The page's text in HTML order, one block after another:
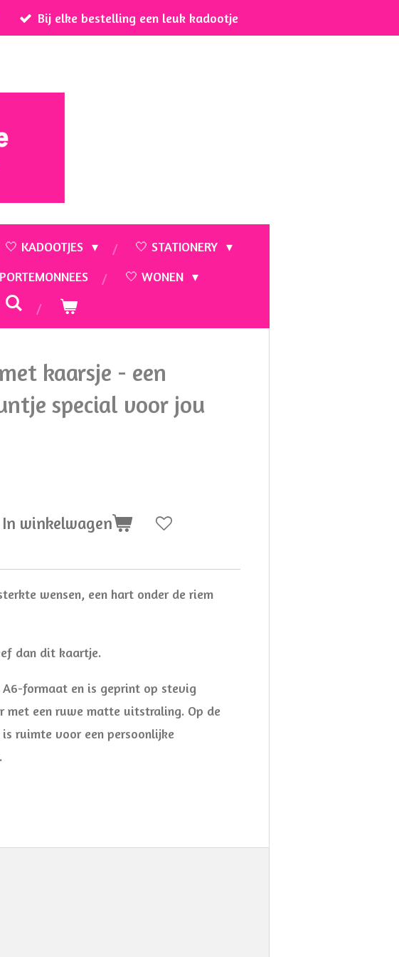
Bij elke bestelling een leuk kadootje
🤍 KADOOTJES
🤍 STATIONERY
🤍 WONEN
kaarsje - een
special voor jou
In winkelwagen
wensen, een hart onder de riem
dan dit kaartje.
A6-formaat en is geprint op stevig
met een ruwe matte uitstraling. Op de
ruimte voor een persoonlijke